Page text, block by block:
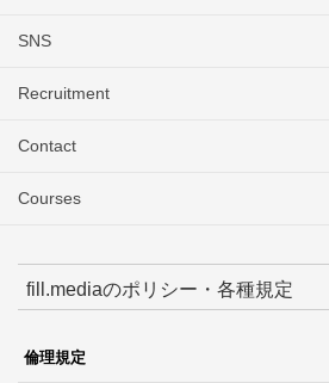
SNS
Recruitment
Contact
Courses
fill.mediaのポリシー・各種規定
倫理規定